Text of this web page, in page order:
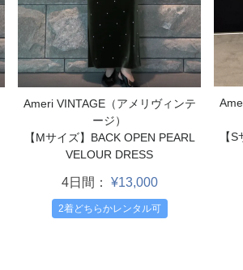
Ameri VINTAGE（アメリヴィンテ
ージ）
【Mサイズ】BACK OPEN PEARL
VELOUR DRESS
4日間： ¥13,000
2着どちらかレンタル可
【